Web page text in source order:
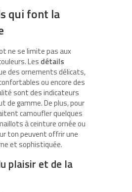
qui font la
ne se limite pas aux
Les détails
des ornements délicats,
ou encore des
sont des indicateurs
de gamme. De plus, pour
camoufler quelques
à ceinture ornée ou
ton peuvent offrir une
et sophistiquée.
plaisir et de la